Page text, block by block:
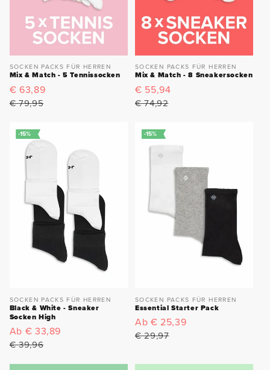
SOCKEN PACKS FÜR HERREN
Mix & Match - 5 Tennissocken
Verkaufspreis
€ 63,89
€ 79,95
SOCKEN PACKS FÜR HERREN
Mix & Match - 8 Sneakersocken
Verkaufspreis
€ 55,94
€ 74,92
-15%
SOCKEN PACKS FÜR HERREN
Black & White - Sneaker
Socken High
Verkaufspreis
Ab € 33,89
€ 39,96
-15%
SOCKEN PACKS FÜR HERREN
Essential Starter Pack
Verkaufspreis
Ab € 25,39
€ 29,97